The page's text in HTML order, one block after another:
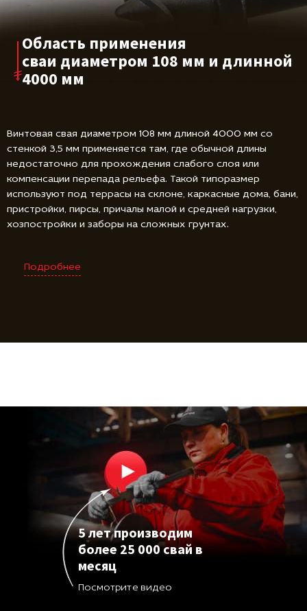
Область применения
сваи диаметром 108 мм и длинной
4000 мм
Винтовая свая диаметром 108 мм длиной 4000 мм со
стенкой 3,5 мм применяется там, где обычной длины
недостаточно для прохождения слабого слоя или
компенсации перепада рельефа. Такой типоразмер
используют под террасы на склоне, каркасные дома, бани,
пристройки, пирсы, причалы малой и средней нагрузки,
хозпостройки и заборы на сложных грунтах.
Подробнее
5 лет производим
более 25 000 свай в
месяц
Посмотрите видео